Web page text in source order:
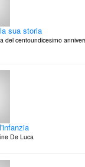
e allievi d'Istituto
giovani grafici
sua storia
del centoundicesimo
De Luca